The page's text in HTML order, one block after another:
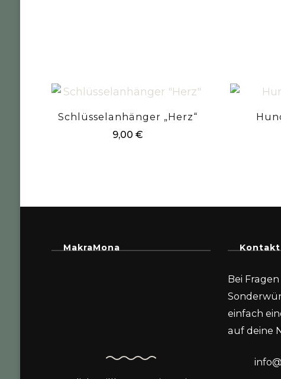
Schlüsselanhänger „Herz“
9,00 €
MakraMona Kontakt
Bei
einfach
auf deine